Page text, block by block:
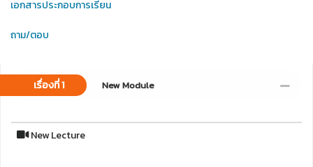
เอกสารประกอบการเรียน
ถาม/ตอบ
เรื่องที่ 1 New Module
New Lecture